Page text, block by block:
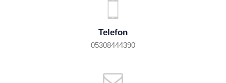
Telefon
05308444390